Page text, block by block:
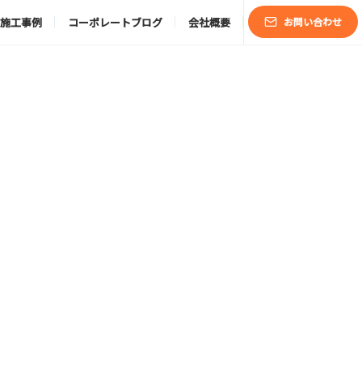
施工事例 コーポレートブログ 会社概要 お問い合わせ